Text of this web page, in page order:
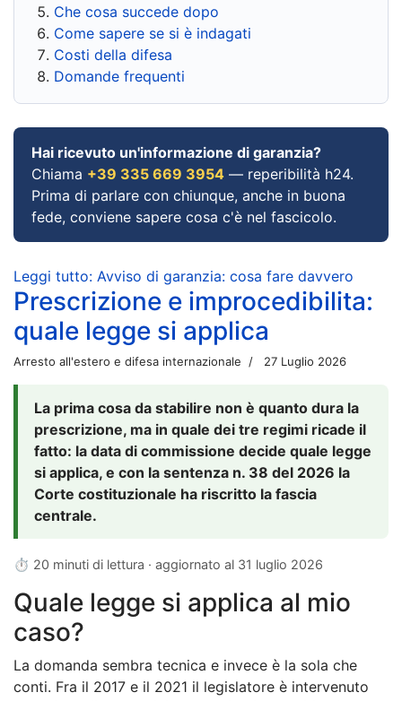
Che cosa succede dopo
Come sapere se si è indagati
Costi della difesa
Domande frequenti
Hai ricevuto un'informazione di garanzia?
Chiama +39 335 669 3954 — reperibilità h24.
Prima di parlare con chiunque, anche in buona
fede, conviene sapere cosa c'è nel fascicolo.
Leggi tutto: Avviso di garanzia: cosa fare davvero
Prescrizione e improcedibilita:
quale legge si applica
Arresto all'estero e difesa internazionale 27 Luglio 2026
La prima cosa da stabilire non è quanto dura la
prescrizione, ma in quale dei tre regimi ricade il
fatto: la data di commissione decide quale legge
si applica, e con la sentenza n. 38 del 2026 la
Corte costituzionale ha riscritto la fascia
centrale.
⏱ 20 minuti di lettura · aggiornato al 31 luglio 2026
Quale legge si applica al mio
caso?
La domanda sembra tecnica e invece è la sola che
conti. Fra il 2017 e il 2021 il legislatore è intervenuto